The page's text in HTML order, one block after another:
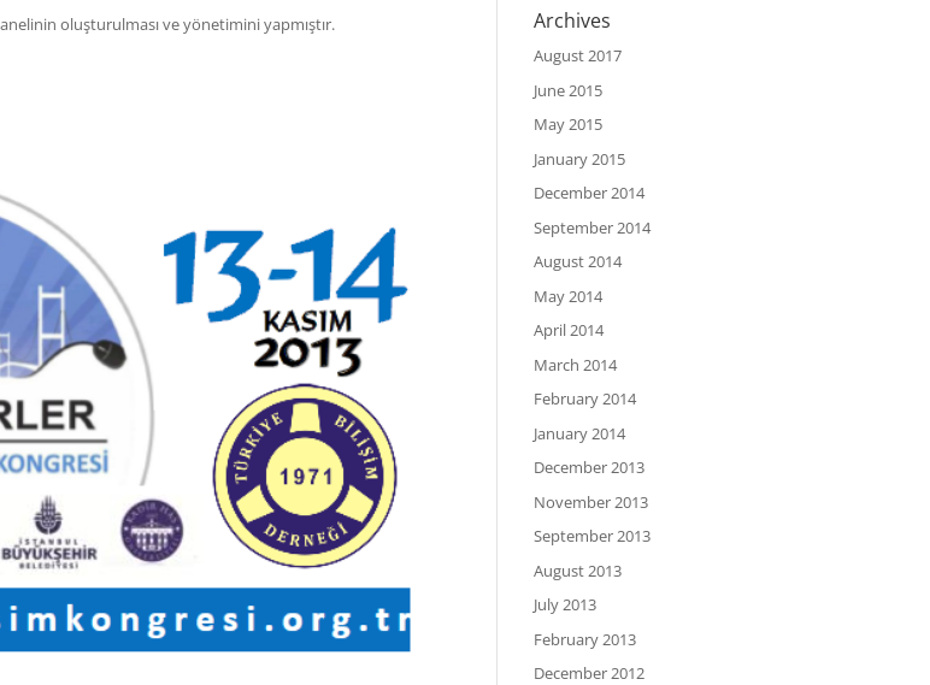
oluşturulması ve yönetimini yapmıştır. Archives
August 2017
June 2015
May 2015
January 2015
December 2014
September 2014
August 2014
May 2014
April 2014
March 2014
February 2014
January 2014
December 2013
November 2013
September 2013
August 2013
July 2013
February 2013
December 2012